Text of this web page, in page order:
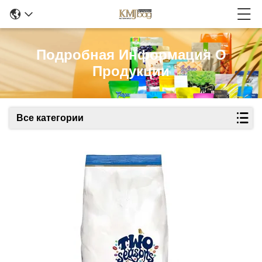
Подробная Информация О
Продукции
Все категории